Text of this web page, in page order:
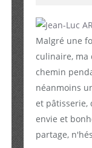
Malgré une
culinaire, ma
chemin
néanmoins
et pâtisserie,
envie et
partage,